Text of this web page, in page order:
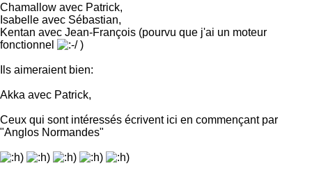
Chamallow avec Patrick,
Isabelle avec Sébastian,
Kentan avec Jean-François (pourvu que j'ai un moteur
fonctionnel
)
Ils aimeraient bien:
Akka avec Patrick,
Ceux qui sont intéressés écrivent ici en commençant par
"Anglos Normandes"